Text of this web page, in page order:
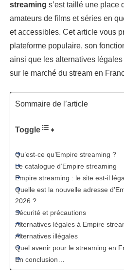
streaming s’est taillé une place
amateurs de films et séries en
et accessibles. Cet article vous
plateforme populaire, son
ainsi que les alternatives
sur le marché du stream en
Sommaire de l’article
Toggle
Qu’est-ce qu’Empire streaming ?
Le catalogue d’Empire streaming
Empire streaming : le site est-il
Quelle est la nouvelle adresse
2026 ?
Sécurité et précautions
Alternatives légales à Empire
Alternatives illégales
Quel avenir pour le streaming en
En conclusion…